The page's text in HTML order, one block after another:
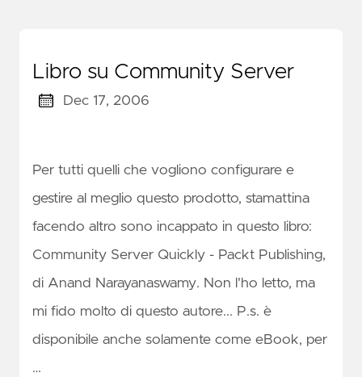
Libro su Community Server
Dec 17, 2006
Per tutti quelli che vogliono configurare e
gestire al meglio questo prodotto, stamattina
facendo altro sono incappato in questo libro:
Community Server Quickly - Packt Publishing,
di Anand Narayanaswamy. Non l'ho letto, ma
mi fido molto di questo autore... P.s. è
disponibile anche solamente come eBook, per
…